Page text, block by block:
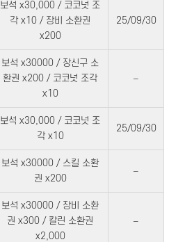
보석 x30,000 / 코코넛 조
각 x10 / 장비 소환권
x200
25/09/30
보석 x30000 / 장신구 소
환권 x200 / 코코넛 조각
x10
–
보석 x30,000 / 코코넛 조
각 x10
25/09/30
보석 x30000 / 스킬 소환
권 x200
–
보석 x30000 / 장비 소환
권 x300 / 칼린 소환권
x2,000
–